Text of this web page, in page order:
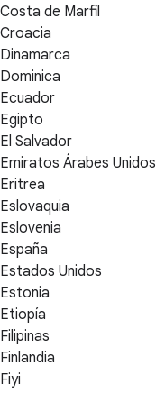
Costa de Marfil
Croacia
Dinamarca
Dominica
Ecuador
Egipto
El Salvador
Emiratos Árabes Unidos
Eritrea
Eslovaquia
Eslovenia
España
Estados Unidos
Estonia
Etiopía
Filipinas
Finlandia
Fiyi